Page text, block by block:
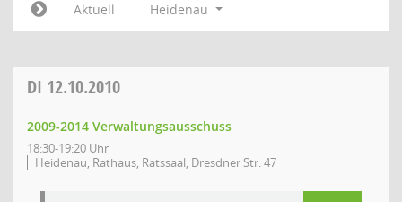
Aktuell
Heidenau
DI 12.10.2010
2009-2014 Verwaltungsausschuss
18:30-19:20 Uhr
Heidenau, Rathaus, Ratssaal, Dresdner Str. 47